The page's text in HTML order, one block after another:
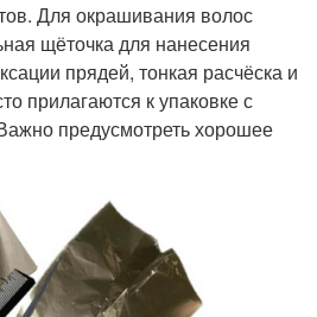
Для окрашивания волос
щёточка для нанесения
прядей, тонкая расчёска и
прилагаются к упаковке с
предусмотреть хорошее